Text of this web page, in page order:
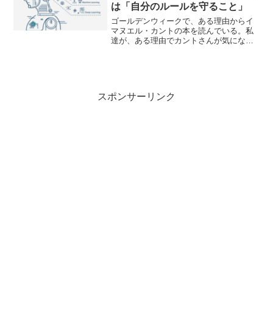
は「自分のルールを守ること」
ゴールデンウィークで、ある理由からイ
マヌエル・カントの本を読んでいる。私
達が、ある理由でカントさんが気になる
スポンサーリンク